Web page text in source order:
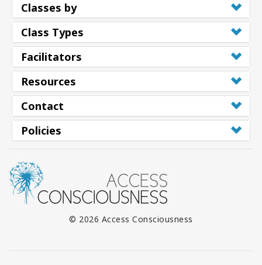
Classes by
Class Types
Facilitators
Resources
Contact
Policies
© 2026 Access Consciousness